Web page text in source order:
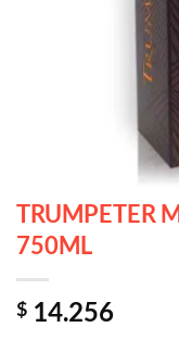
TRUMPETER
750ML
$ 14.256